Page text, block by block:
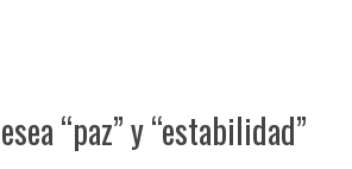
“paz” y “estabilidad”